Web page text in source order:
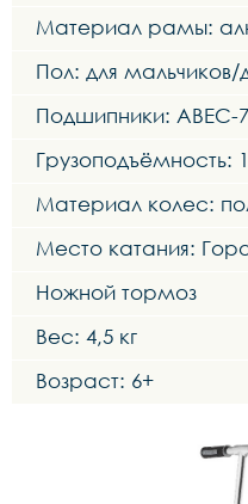
Материал рамы:
Пол: для мальчиков/
Подшипники: ABEC-7
Грузоподъёмность:
Материал колес:
Место катания:
Ножной тормоз
Вес: 4,5 кг
Возраст: 6+